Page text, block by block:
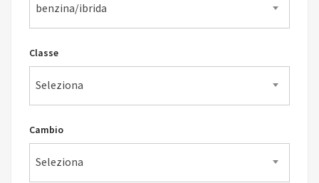
benzina/ibrida
Classe
Seleziona
Cambio
Seleziona